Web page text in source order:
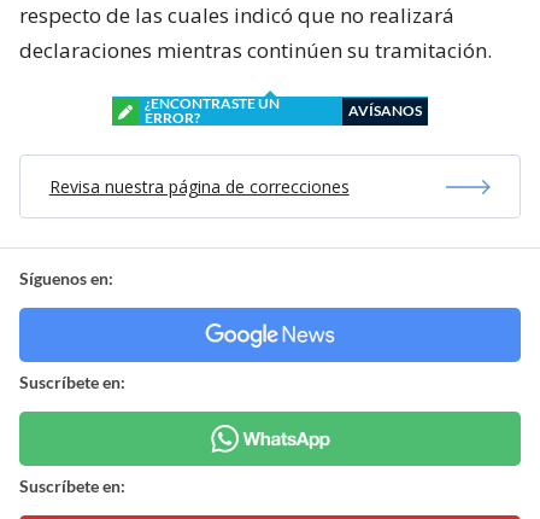
respecto de las cuales indicó que no realizará
declaraciones mientras continúen su tramitación.
¿ENCONTRASTE UN
ERROR?
AVÍSANOS
Revisa nuestra página de correcciones
Síguenos en:
Suscríbete en:
Suscríbete en: